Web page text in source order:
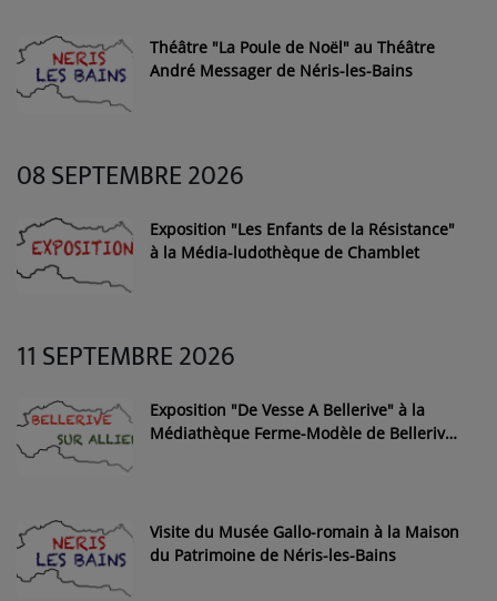
Théâtre "La Poule de Noël" au Théâtre
André Messager de Néris-les-Bains
08 SEPTEMBRE 2026
Exposition "Les Enfants de la Résistance"
à la Média-ludothèque de Chamblet
11 SEPTEMBRE 2026
Exposition "De Vesse A Bellerive" à la
Médiathèque Ferme-Modèle de Bellerive-
Visite du Musée Gallo-romain à la Maison
du Patrimoine de Néris-les-Bains